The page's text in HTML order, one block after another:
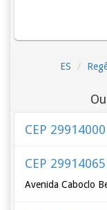
ES
CEP 29914000
CEP 29914065
Avenida Caboclo